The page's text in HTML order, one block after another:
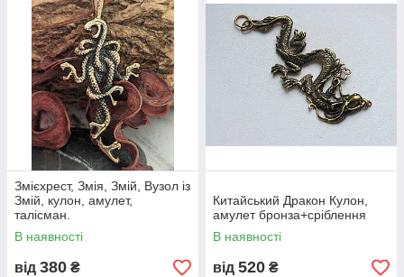
Змієхрест, Змія, Змій, Вузол із
Змій, кулон, амулет,
талісман.
В наявності
від 380 ₴
Китайський Дракон Кулон,
амулет бронза+сріблення
В наявності
від 520 ₴